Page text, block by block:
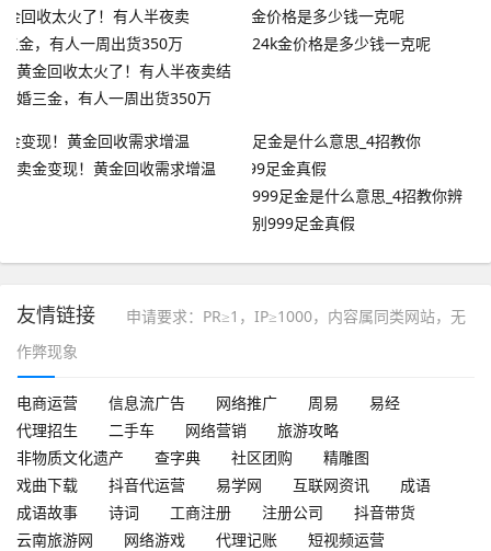
黄金回收太火了！有人半夜卖结
婚三金，有人一周出货350万
24k金价格是多少钱一克呢
卖金变现！黄金回收需求增温
999足金是什么意思_4招教你辨
别999足金真假
友情链接
申请要求：PR≥1，IP≥1000，内容属同类网站，无
作弊现象
电商运营 信息流广告 网络推广 周易
易经
代理招生
二手车 网络营销
旅游攻略
非物质文化遗产
查字典 社区团购
精雕图
戏曲下载
抖音代运营 易学网 互联网资讯
成语
成语故事
诗词 工商注册 注册公司
抖音带货
云南旅游网
网络游戏 代理记账
短视频运营